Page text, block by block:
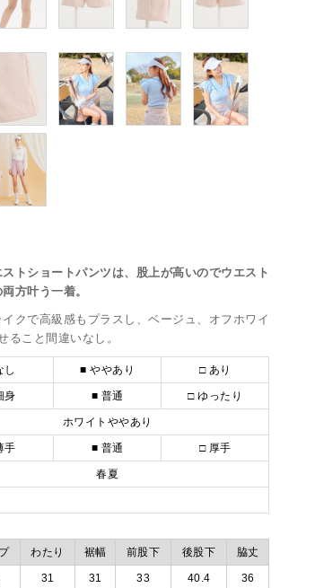
トショートパンツは、股上が高いのでウエスト
方叶う一着。
クで高級感もプラスし、ベージュ、オフホワイ
ること間違いなし。
し ■ ややあり □ あり
身 ■ 普通 □ ゆったり
ホワイトややあり
手 ■ 普通 □ 厚手
春夏
わたり 裾幅 前股下 後股下 脇丈
31 31 33 40.4 36